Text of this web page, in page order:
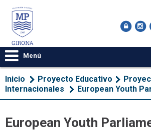
Menú
Inicio Proyecto Educativo
Internacionales
European Youth
European Youth